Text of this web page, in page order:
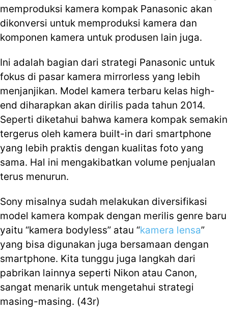
memproduksi kamera kompak Panasonic akan
dikonversi untuk memproduksi kamera dan
komponen kamera untuk produsen lain juga.
Ini adalah bagian dari strategi Panasonic untuk
fokus di pasar kamera mirrorless yang lebih
menjanjikan. Model kamera terbaru kelas high-
end diharapkan akan dirilis pada tahun 2014.
Seperti diketahui bahwa kamera kompak semakin
tergerus oleh kamera built-in dari smartphone
yang lebih praktis dengan kualitas foto yang
sama. Hal ini mengakibatkan volume penjualan
terus menurun.
Sony misalnya sudah melakukan diversifikasi
model kamera kompak dengan merilis genre baru
yaitu “kamera bodyless” atau “kamera lensa”
yang bisa digunakan juga bersamaan dengan
smartphone. Kita tunggu juga langkah dari
pabrikan lainnya seperti Nikon atau Canon,
sangat menarik untuk mengetahui strategi
masing-masing. (43r)